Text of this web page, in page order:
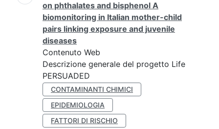
on phthalates and bisphenol A
biomonitoring in Italian mother-child
pairs linking exposure and juvenile
diseases
Contenuto Web
Descrizione generale del progetto Life
PERSUADED
CONTAMINANTI CHIMICI
EPIDEMIOLOGIA
FATTORI DI RISCHIO